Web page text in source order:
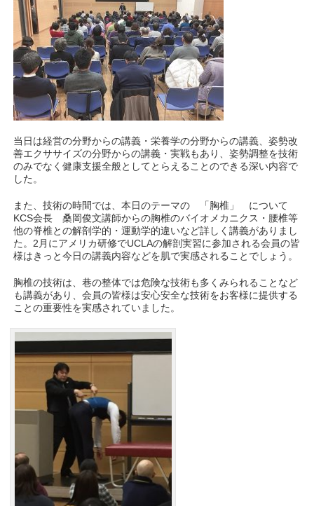
当日は経営の分野からの講義・栄養学の分野からの講義、姿勢改
善エクササイズの分野からの講義・実戦もあり、姿勢調整を技術
のみでなく健康支援全般としてとらえることのできる深い内容で
した。
また、技術の時間では、本日のテーマの 「胸椎」 について
KCS会長 桑岡俊文講師からの胸椎のバイオメカニクス・腰椎等
他の脊椎との解剖学的・運動学的違いなど詳しく講義がありまし
た。2月にアメリカ研修でUCLAの解剖実習に参加される会員の皆
様はきっと今日の講義内容などを肌で実感されることでしょう。
胸椎の技術は、巷の整体では危険な技術も多くみられることなど
も講義があり、会員の皆様は安心安全な技術をお客様に提供する
ことの重要性を実感されていました。